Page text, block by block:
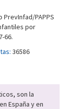
PrevInfad/PAPPS
por
66.
36586
son la
España y en